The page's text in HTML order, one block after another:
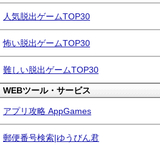
人気脱出ゲームTOP30
怖い脱出ゲームTOP30
難しい脱出ゲームTOP30
WEBツール・サービス
アプリ攻略 AppGames
郵便番号検索|ゆうびん君